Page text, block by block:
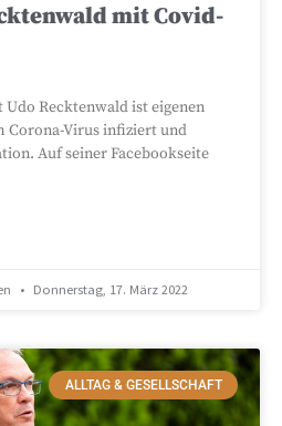
mit Covid-
Udo Recktenwald ist eigenen
Corona-Virus infiziert und
Auf seiner Facebookseite
Donnerstag, 17. März 2022
ALLTAG & GESELLSCHAFT